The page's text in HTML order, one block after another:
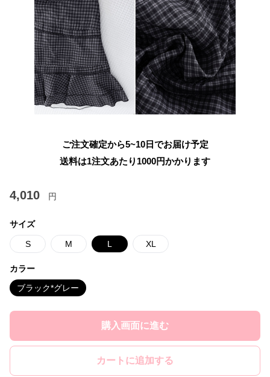
ご注文確定から5~10日でお届け予定
送料は1注文あたり 1000円かかります
4,010 円
サイズ
S M L XL
カラー
ブラック*グレー
購入画面に進む
カートに追加する